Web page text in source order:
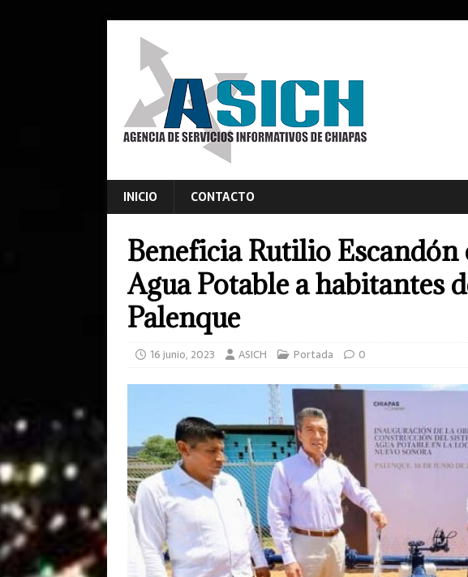
INICIO CONTACTO
Beneficia Rutilio Escandón
Agua Potable a habitantes
Palenque
16 junio, 2023 ASICH Portada 0